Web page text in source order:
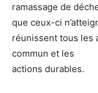
ramassage de
que ceux-ci
réunissent tous les
commun et les
actions durables.